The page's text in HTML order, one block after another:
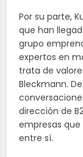
Por su parte,
que han
grupo
expertos en
trata de
Bleckmann.
dirección de
empresas
entre sí.